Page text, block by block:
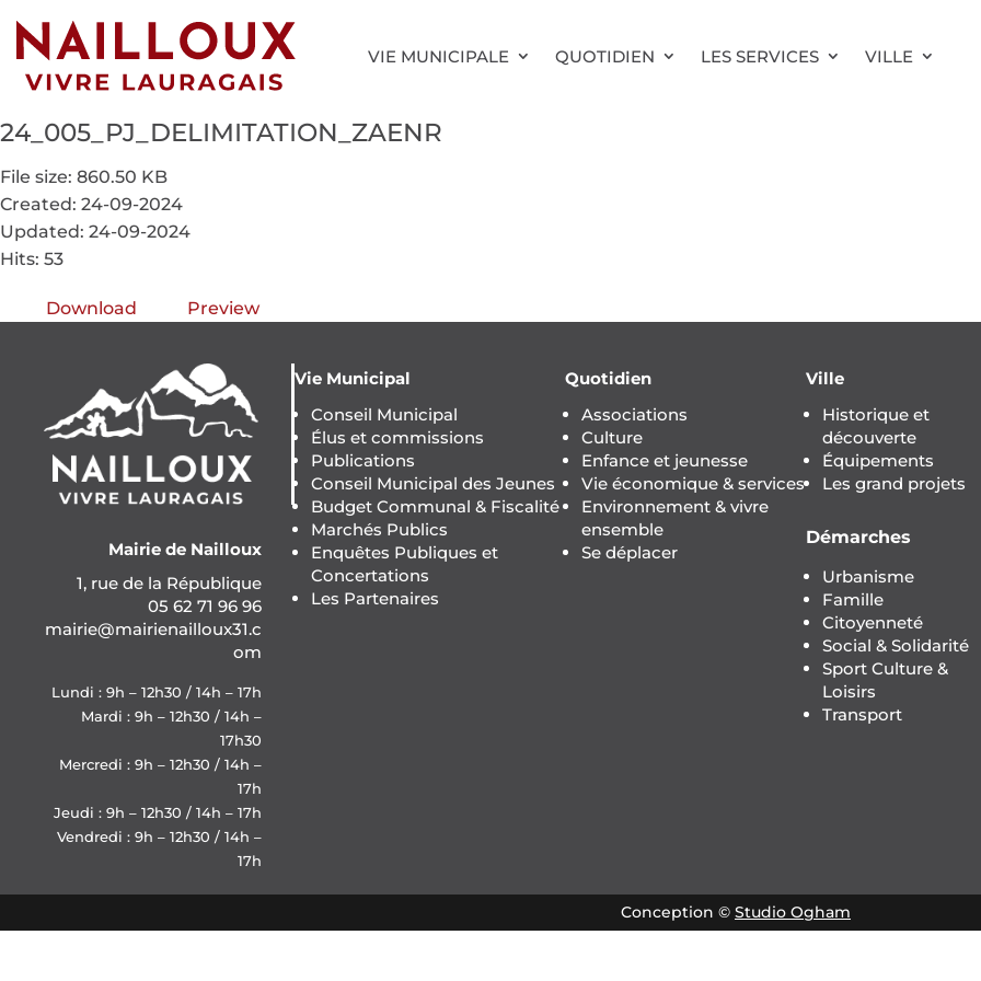
VIE MUNICIPALE QUOTIDIEN LES SERVICES VILLE
24_005_PJ_DELIMITATION_ZAENR
File size: 860.50 KB
Created: 24-09-2024
Updated: 24-09-2024
Hits: 53
Download Preview
Mairie de Nailloux
1, rue de la République
05 62 71 96 96
mairie@mairienailloux31.c
om
Lundi : 9h – 12h30 / 14h – 17h
Mardi : 9h – 12h30 / 14h –
17h30
Mercredi : 9h – 12h30 / 14h –
17h
Jeudi : 9h – 12h30 / 14h – 17h
Vendredi : 9h – 12h30 / 14h –
17h
Vie Municipal
Conseil Municipal
Élus et commissions
Publications
Conseil Municipal des Jeunes
Budget Communal & Fiscalité
Marchés Publics
Enquêtes Publiques et
Concertations
Les Partenaires
Quotidien
Associations
Culture
Enfance et jeunesse
Vie économique & services
Environnement & vivre
ensemble
Se déplacer
Ville
Historique et
découverte
Équipements
Les grand projets
Démarches
Urbanisme
Famille
Citoyenneté
Social & Solidarité
Sport Culture &
Loisirs
Transport
Conception © Studio Ogham